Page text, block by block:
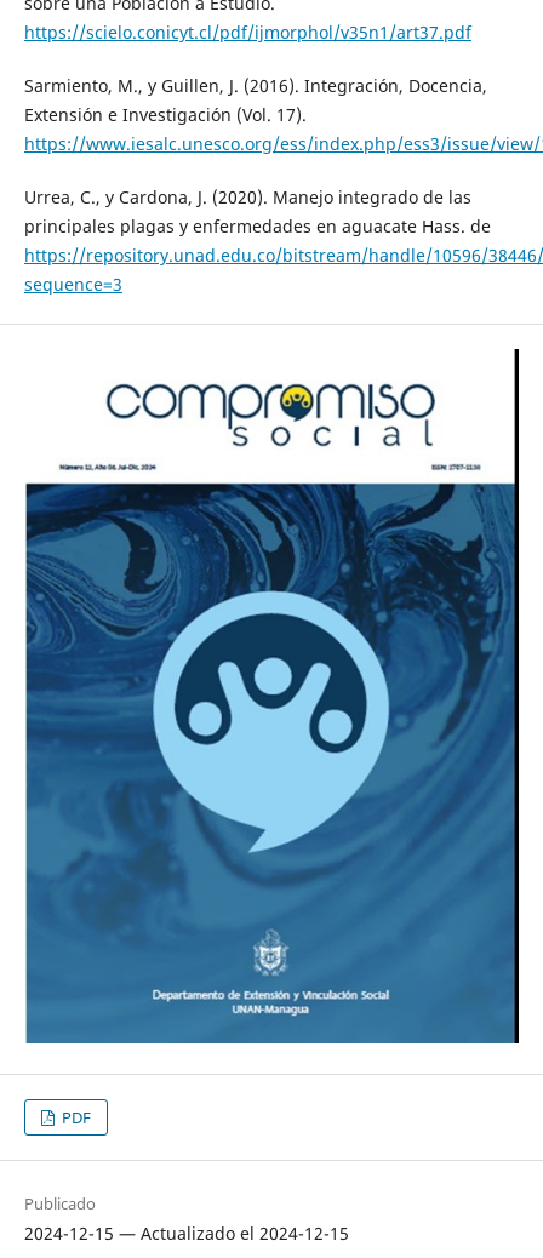
https://scielo.conicyt.cl/pdf/ijmorphol/v35n1/art37.pdf
Sarmiento, M., y Guillen, J. (2016). Integración, Docencia,
Extensión e Investigación (Vol. 17).
https://www.iesalc.unesco.org/ess/index.php/ess3/issue/view/
Urrea, C., y Cardona, J. (2020). Manejo integrado de las
principales plagas y enfermedades en aguacate Hass. de
https://repository.unad.edu.co/bitstream/handle/10596/
sequence=3
PDF
Publicado
2024-12-15 — Actualizado el 2024-12-15